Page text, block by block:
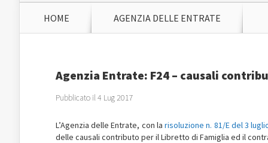
HOME AGENZIA DELLE ENTRATE
Agenzia Entrate: F24 – causali
Pubblicato il 4 Lug 2017
L’Agenzia delle Entrate, con larisoluzione n. 81/E del 3
delle causali contributo per il Libretto di Famiglia ed il